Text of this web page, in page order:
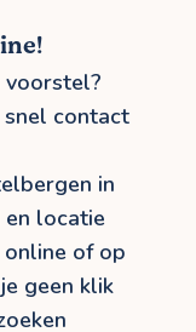
voorstel?
snel contact
in
locatie
online of op
geen klik